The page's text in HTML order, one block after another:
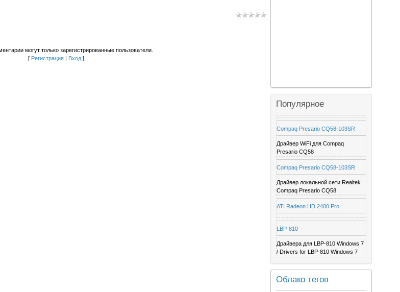
Популярное
Compaq Presario CQ58-103SR
Драйвер WiFi для Compaq
Presario CQ58
Compaq Presario CQ58-103SR
Драйвер локальной сети Realtek
Compaq Presario CQ58
ATI Radeon HD 2400 Pro
LBP-810
Драйвера для LBP-810 Windows 7
/ Drivers for LBP-810 Windows 7
Облако тегов
могут только зарегистрированные пользователи.
[ Регистрация Вход ]